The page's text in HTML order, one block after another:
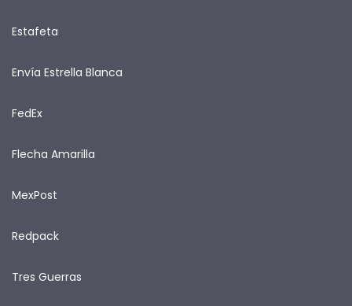
Estafeta
Envía Estrella Blanca
FedEx
Flecha Amarilla
MexPost
Redpack
Tres Guerras